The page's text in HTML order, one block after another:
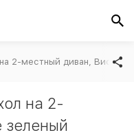
2-местный диван, Висле
на 2-
зеленый